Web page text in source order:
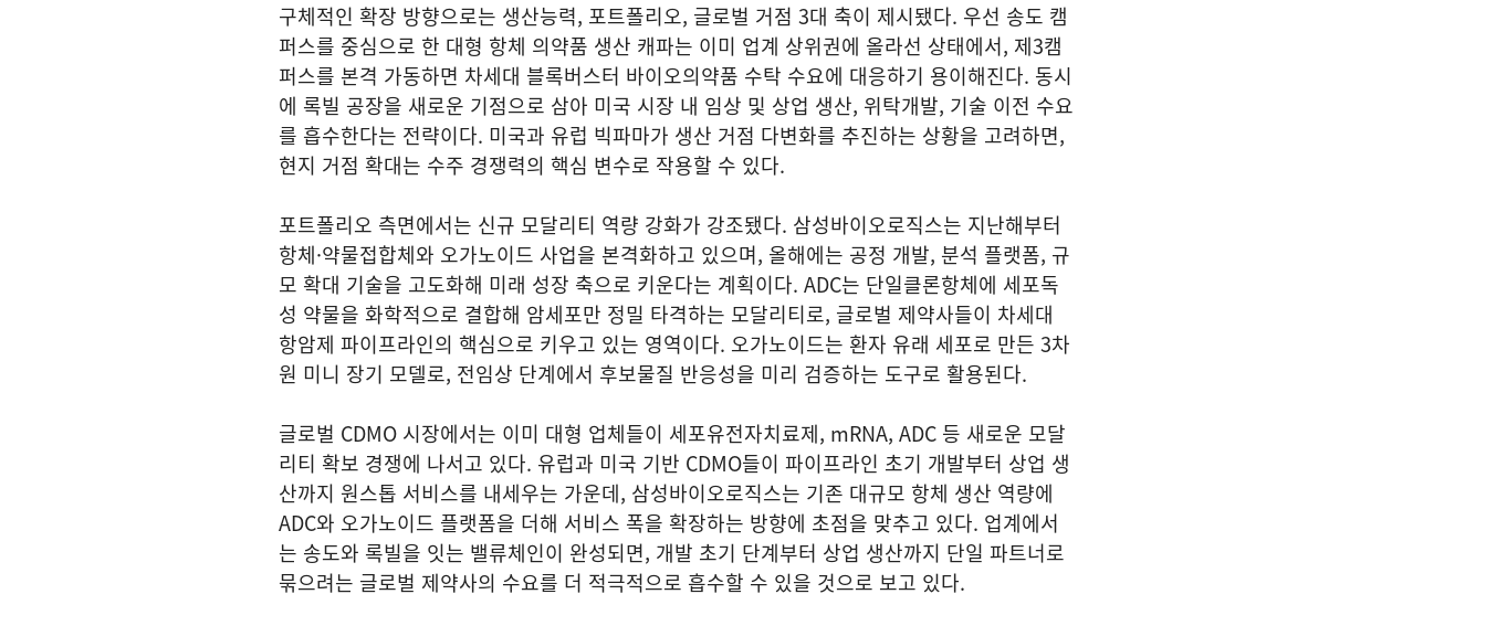
구체적인 확장 방향으로는 생산능력, 포트폴리오, 글로벌 거점 3대 축이 제시됐다. 우선 송도 캠
퍼스를 중심으로 한 대형 항체 의약품 생산 캐파는 이미 업계 상위권에 올라선 상태에서, 제3캠
퍼스를 본격 가동하면 차세대 블록버스터 바이오의약품 수탁 수요에 대응하기 용이해진다. 동시
에 록빌 공장을 새로운 기점으로 삼아 미국 시장 내 임상 및 상업 생산, 위탁개발, 기술 이전 수요
를 흡수한다는 전략이다. 미국과 유럽 빅파마가 생산 거점 다변화를 추진하는 상황을 고려하면,
현지 거점 확대는 수주 경쟁력의 핵심 변수로 작용할 수 있다.
포트폴리오 측면에서는 신규 모달리티 역량 강화가 강조됐다. 삼성바이오로직스는 지난해부터
항체·약물접합체와 오가노이드 사업을 본격화하고 있으며, 올해에는 공정 개발, 분석 플랫폼, 규
모 확대 기술을 고도화해 미래 성장 축으로 키운다는 계획이다. ADC는 단일클론항체에 세포독
성 약물을 화학적으로 결합해 암세포만 정밀 타격하는 모달리티로, 글로벌 제약사들이 차세대
항암제 파이프라인의 핵심으로 키우고 있는 영역이다. 오가노이드는 환자 유래 세포로 만든 3차
원 미니 장기 모델로, 전임상 단계에서 후보물질 반응성을 미리 검증하는 도구로 활용된다.
글로벌 CDMO 시장에서는 이미 대형 업체들이 세포유전자치료제, mRNA, ADC 등 새로운 모달
리티 확보 경쟁에 나서고 있다. 유럽과 미국 기반 CDMO들이 파이프라인 초기 개발부터 상업 생
산까지 원스톱 서비스를 내세우는 가운데, 삼성바이오로직스는 기존 대규모 항체 생산 역량에
ADC와 오가노이드 플랫폼을 더해 서비스 폭을 확장하는 방향에 초점을 맞추고 있다. 업계에서
는 송도와 록빌을 잇는 밸류체인이 완성되면, 개발 초기 단계부터 상업 생산까지 단일 파트너로
묶으려는 글로벌 제약사의 수요를 더 적극적으로 흡수할 수 있을 것으로 보고 있다.